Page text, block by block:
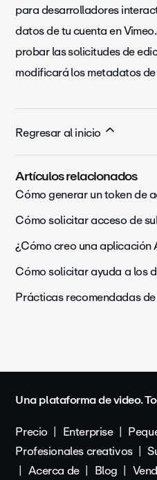
para desarrolladores
datos de tu cuenta en
probar las solicitudes de
modificará los metadatos
Regresar al inicio
Artículos relacionados
Cómo generar un token de
Cómo solicitar acceso de
¿Cómo creo una aplicación
Cómo solicitar ayuda a los
Prácticas recomendadas
Una plataforma de video.
Precio
Enterprise
Profesionales creativos
Acerca de
Blog